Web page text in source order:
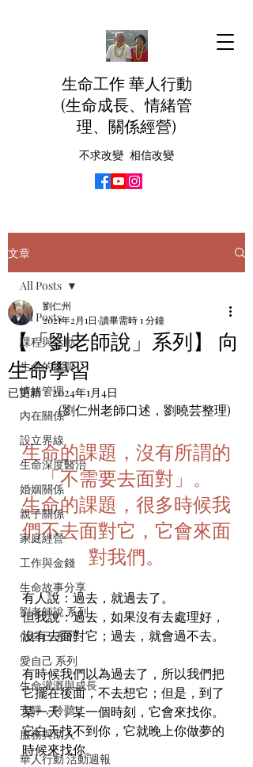
生命工作 華人行動
(生命成長、情緒管
理、關係經營)
不求改變 相信改變
文章
All Posts
課程與活動
生命的本質
情緒管理
內在關係
設立界線
生命深度醫治
婚姻關係
親子關係
家庭經營
工作與金錢
生命故事分享
劉老師說 系列
做自己 系列
愛自己 系列
生命灌溉與成長
安靜，聆聽
服務與助人
華人行動 活動週報
All Posts
【「劉老師說」系列】 向
生命學習
劉仁州
2021年2月1日 讀畢需時 1 分鐘
已更新：2024年1月4日
(劉仁州老師口述，劉曉芸整理)
生命的課題，沒有所謂的
「不需要去面對」。
生命的課題，很多時候我
們不去面對它，它會來面
對我們。
有人說：過去，就過去了。
但我說：過去，如果沒有去處理好，
沒有去面對它；過去，就會過不去。
有時候我們以為過去了，所以我們把
它擺在後面，不去想它；但是，到了
某一天，某一個時刻，它會來找你。
它白天找不到你，它就晚上你做夢的
時候來找你。